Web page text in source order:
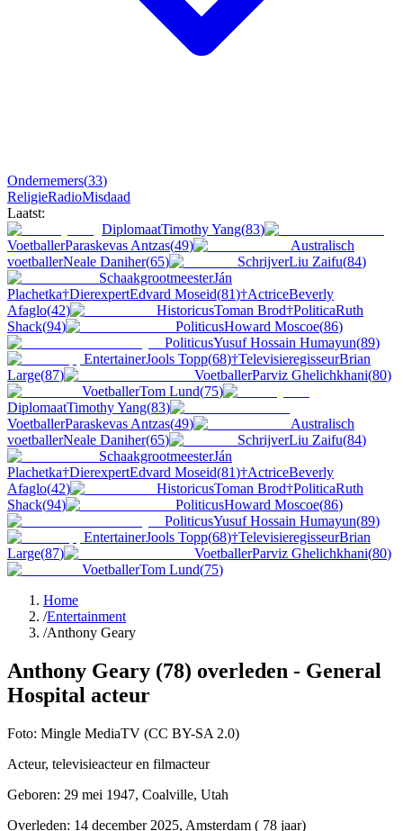
Ondernemers(33)
ReligieRadioMisdaad
Laatst:
DiplomaatTimothy Yang(83)
VoetballerParaskevas Antzas(49)
Australisch
voetballerNeale Daniher(65) SchrijverLiu Zaifu(84)
SchaakgrootmeesterJán
Plachetka†DierexpertEdvard Moseid(81)†ActriceBeverly
Afaglo(42) HistoricusToman Brod†PoliticaRuth
Shack(94) PoliticusHoward Moscoe(86)
PoliticusYusuf Hossain Humayun(89)
EntertainerJools Topp(68)†TelevisieregisseurBrian
Large(87) VoetballerParviz Ghelichkhani(80)
VoetballerTom Lund(75)
DiplomaatTimothy Yang(83)
VoetballerParaskevas Antzas(49)
Australisch
voetballerNeale Daniher(65) SchrijverLiu Zaifu(84)
SchaakgrootmeesterJán
Plachetka†DierexpertEdvard Moseid(81)†ActriceBeverly
Afaglo(42) HistoricusToman Brod†PoliticaRuth
Shack(94) PoliticusHoward Moscoe(86)
PoliticusYusuf Hossain Humayun(89)
EntertainerJools Topp(68)†TelevisieregisseurBrian
Large(87) VoetballerParviz Ghelichkhani(80)
VoetballerTom Lund(75)
Home
/Entertainment
/Anthony Geary
Anthony Geary (78) overleden - General
Hospital acteur
Foto: Mingle MediaTV (CC BY-SA 2.0)
Acteur, televisieacteur en filmacteur
Geboren: 29 mei 1947, Coalville, Utah
Overleden: 14 december 2025, Amsterdam ( 78 jaar)